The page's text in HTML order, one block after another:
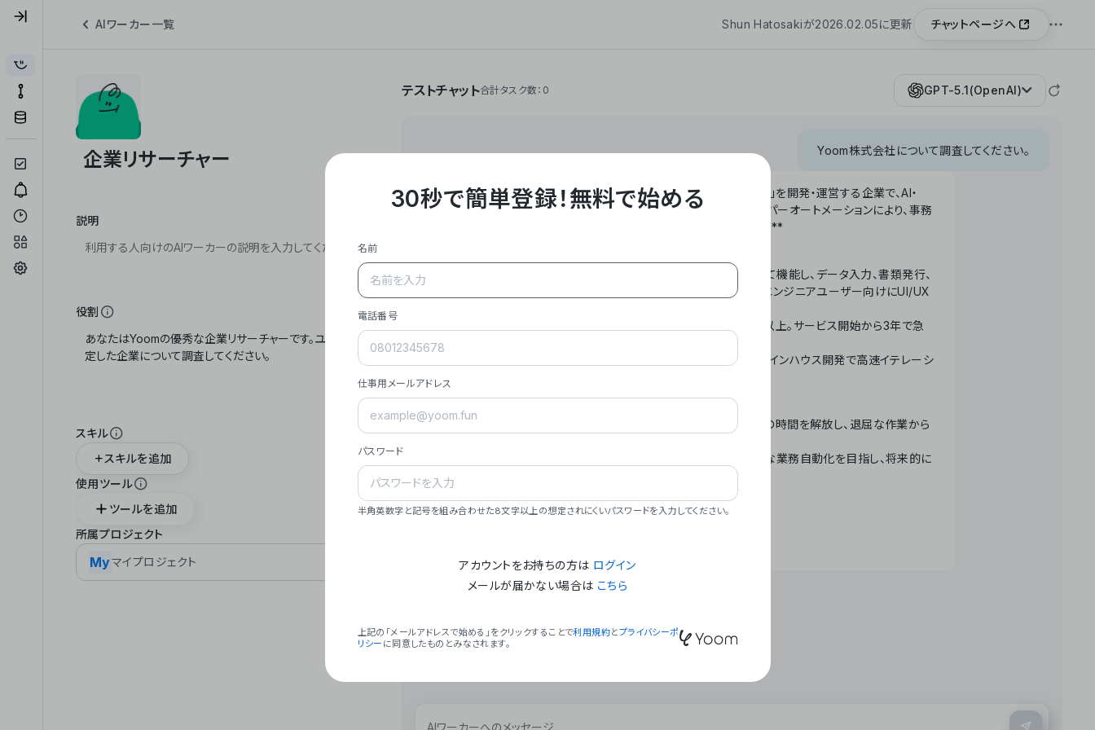
AIワーカー一覧 Shun Hatosakiが2026.02.05に更新 チャットページへ
説明
役割
スキル
スキルを追加
使用ツール
ツールを追加
所属プロジェクト
Myマイプロジェクト
テストチャット合計タスク数：0 GPT-5.1(OpenAI)
Yoom株式会社について調査してください。
**Yoom株式会社は、ビジネスオートメーションSaaS「Yoom」を開発・運営する企業で、AI・
API・RPA・OCRなどの技術をノーコードで組み合わせたハイパーオートメーションにより、事務
作業やデスクワークを自動化するサービスを提供しています。**
- **主力プロダクト「Yoom」**: SaaS連携データベースとして機能し、データ入力、書類発行、
メール対応、請求書処理、日報作成などの業務を自動化。非エンジニアユーザー向けにUI/UX
- **実績**: 国内利用社数20,000社超、直近成長率300%以上。サービス開始から3年で急
- **強み**: すべての自動化技術を1プラットフォームで完結。インハウス開発で高速イテレーシ
- **ミッション**: 「We Make Time」 – テクノロジーで人々の時間を解放し、退屈な作業から
- **ビジョン**: 「Global Business Automation」 – 世界的な業務自動化を目指し、将来的に
### 会社概要
30秒で簡単登録！無料で始める
名前
電話番号
仕事用メールアドレス
パスワード
半角英数字と記号を組み合わせた8文字以上の想定されにくいパスワードを入力してください。
アカウントをお持ちの方は ログイン
メールが届かない場合は こちら
上記の「メールアドレスで始める」をクリックすることで利用規約とプライバシーポ
リシー に同意したものとみなされます。